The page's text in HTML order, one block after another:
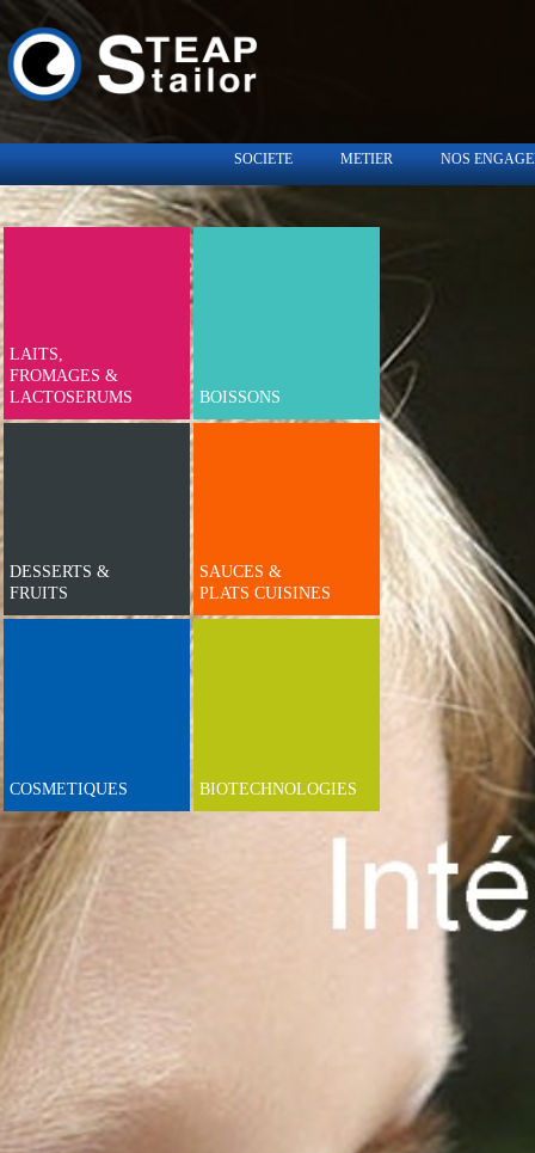
SOCIETE METIER NOS
LAITS,
FROMAGES &
LACTOSERUMS
BOISSONS
DESSERTS &
FRUITS
SAUCES &
PLATS CUISINES
COSMETIQUES BIOTECHNOLOGIES